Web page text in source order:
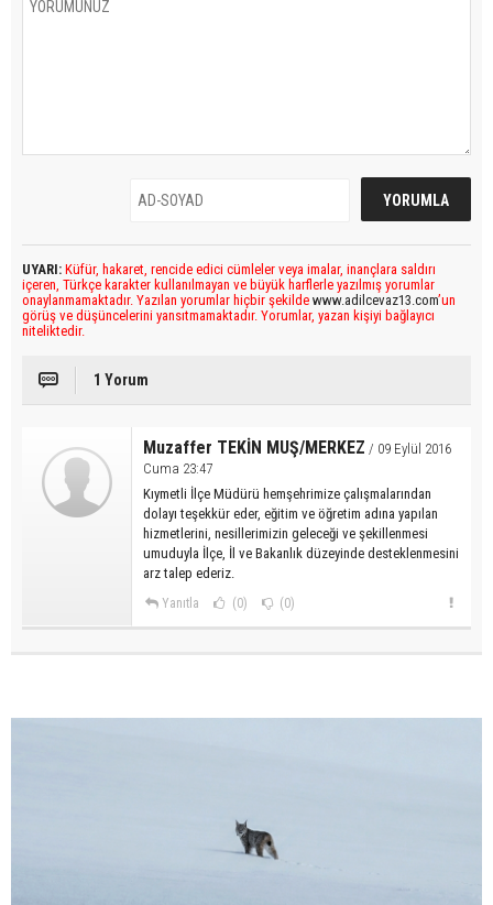
UYARI: Küfür, hakaret, rencide edici cümleler veya imalar, inançlara saldırı
içeren, Türkçe karakter kullanılmayan ve büyük harflerle yazılmış yorumlar
onaylanmamaktadır. Yazılan yorumlar hiçbir şekilde www.adilcevaz13.com’un
görüş ve düşüncelerini yansıtmamaktadır. Yorumlar, yazan kişiyi bağlayıcı
niteliktedir.
1 Yorum
Muzaffer TEKİN MUŞ/MERKEZ / 09 Eylül 2016
Cuma 23:47
Kıymetli İlçe Müdürü hemşehrimize çalışmalarından
dolayı teşekkür eder, eğitim ve öğretim adına yapılan
hizmetlerini, nesillerimizin geleceği ve şekillenmesi
umuduyla İlçe, İl ve Bakanlık düzeyinde desteklenmesini
arz talep ederiz.
Yanıtla (0) (0)